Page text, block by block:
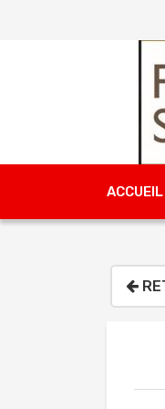
ACCUEIL